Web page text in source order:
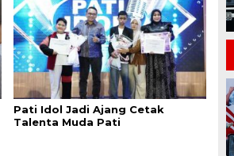
Pati Idol Jadi Ajang Cetak
Talenta Muda Pati